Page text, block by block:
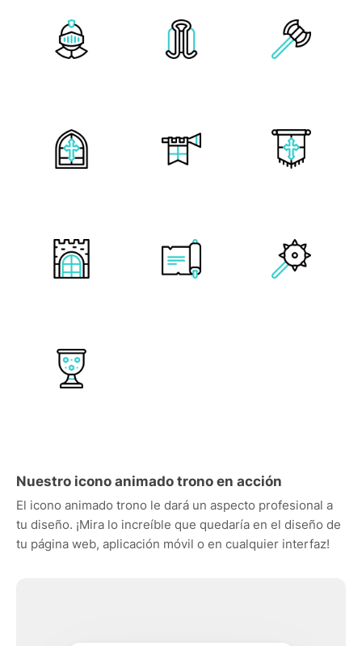
Nuestro icono animado trono en acción
El icono animado trono le dará un aspecto profesional a
tu diseño. ¡Mira lo increíble que quedaría en el diseño de
tu página web, aplicación móvil o en cualquier interfaz!